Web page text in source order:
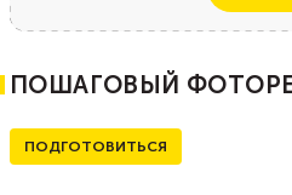
ПОШАГОВЫЙ
ПОДГОТОВИТЬСЯ